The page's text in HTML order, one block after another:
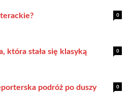
0
0
która stała się klasyką
0
podróż po duszy